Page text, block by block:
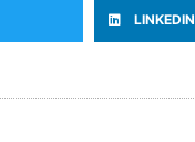
LINKEDIN